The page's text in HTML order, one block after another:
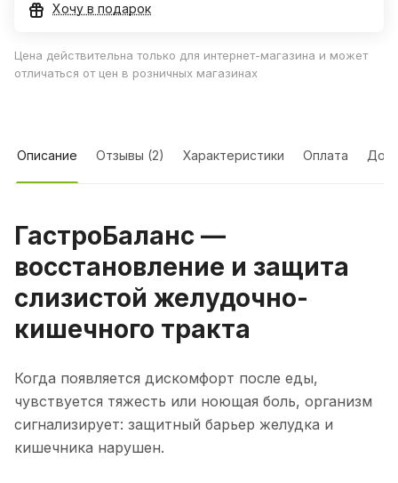
Хочу в подарок
Цена действительна только для интернет-магазина и может
отличаться от цен в розничных магазинах
Описание Отзывы (2) Характеристики Оплата
ГастроБаланс —
восстановление и защита
слизистой желудочно-
кишечного тракта
Когда появляется дискомфорт после еды,
чувствуется тяжесть или ноющая боль, организм
сигнализирует: защитный барьер желудка и
кишечника нарушен.